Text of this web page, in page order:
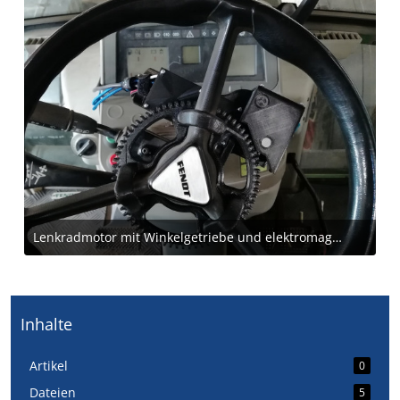
Lenkradmotor mit Winkelgetriebe und elektromagnetischer Kupplung
7. November 2018 um 23:22
Inhalte
Artikel 0
Dateien 5